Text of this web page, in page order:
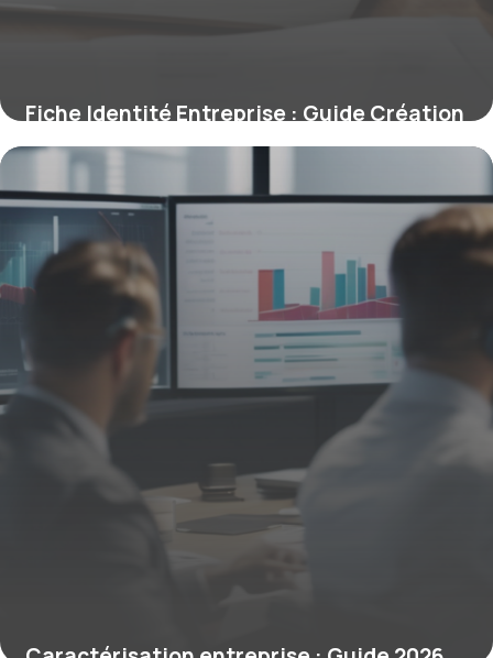
Fiche Identité Entreprise : Guide Création
6 mai 2026